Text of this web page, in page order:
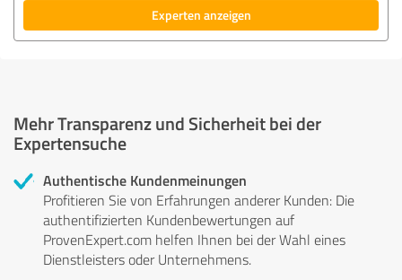
Experten anzeigen
Mehr Transparenz und Sicherheit bei der
Expertensuche
Authentische Kundenmeinungen
Profitieren Sie von Erfahrungen anderer Kunden: Die
authentifizierten Kundenbewertungen auf
ProvenExpert.com helfen Ihnen bei der Wahl eines
Dienstleisters oder Unternehmens.